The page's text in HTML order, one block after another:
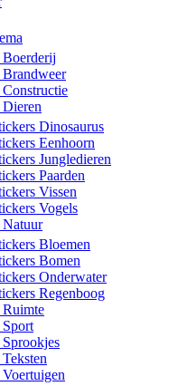
Dinosaurus
Eenhoorn
Jungledieren
Paarden
Vissen
Vogels
Bloemen
Bomen
Onderwater
Regenboog